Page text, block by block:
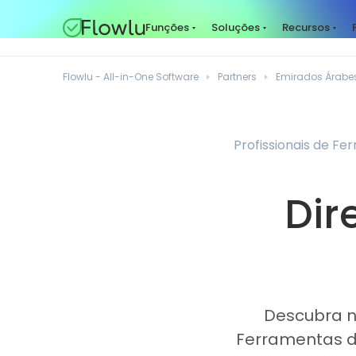
Funções Soluções Recursos
Flowlu - All-in-One Software Partners Emirados
Profissionais de
Descubra
Ferramentas